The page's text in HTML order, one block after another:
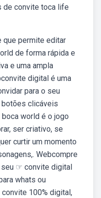
de convite toca life
que permite editar
de forma rápida e
e uma ampla
digital é uma
para o seu
botões clicáveis
world é o jogo
ser criativo, se
curtir um momento
Webcompre
seu ☞ convite digital
whats ou
100% digital,